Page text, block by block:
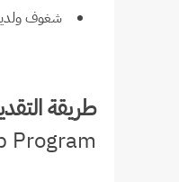
شغوف
طريقة
Program